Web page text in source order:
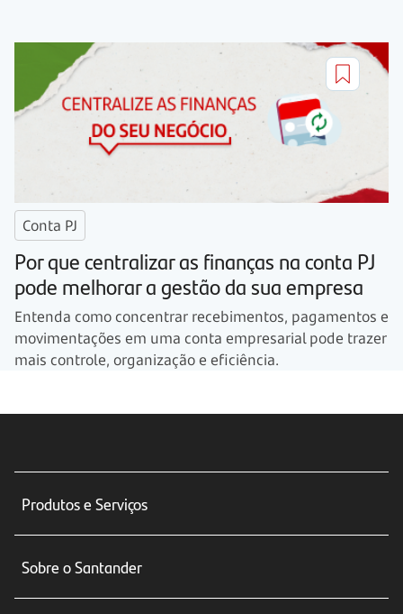
Conta PJ
Por que centralizar as finanças na conta PJ
pode melhorar a gestão da sua empresa
Entenda como concentrar recebimentos, pagamentos e
movimentações em uma conta empresarial pode trazer
mais controle, organização e eficiência.
Produtos e Serviços
Sobre o Santander